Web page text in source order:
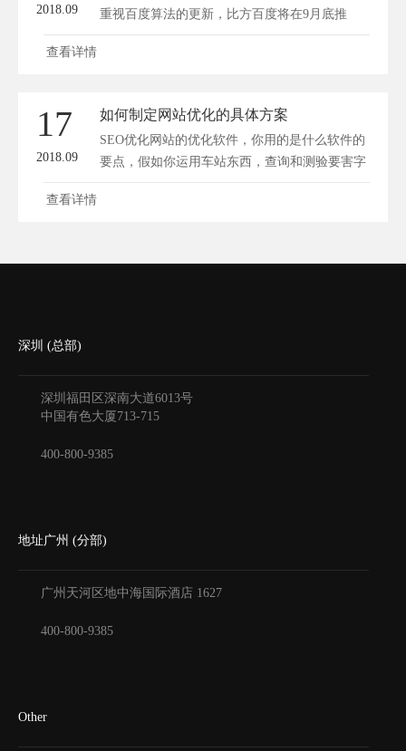
2018.09
重视百度算法的更新，比方百度将在9月底推
出...
查看详情
17
2018.09
如何制定网站优化的具体方案
SEO优化网站的优化软件，你用的是什么软件的
要点，假如你运用车站东西，查询和测验要害字
排...
查看详情
深圳 (总部)
深圳福田区深南大道6013号
中国有色大厦713-715
400-800-9385
地址广州 (分部)
广州天河区地中海国际酒店 1627
400-800-9385
Other